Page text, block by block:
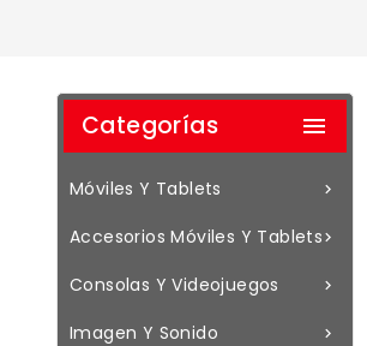
Categorías 

Móviles Y Tablets

Accesorios Móviles Y Tablets

Consolas Y Videojuegos

Imagen Y Sonido